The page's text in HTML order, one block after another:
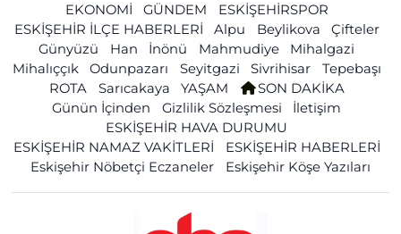
EKONOMİ
GÜNDEM
ESKİŞEHİRSPOR
ESKİŞEHİR İLÇE HABERLERİ
Alpu Beylikova
Çifteler
Günyüzü
Han İnönü Mahmudiye
Mihalgazi
Mihalıççık
Odunpazarı Seyitgazi Sivrihisar
Tepebaşı
ROTA
Sarıcakaya YAŞAM
SON DAKİKA
Günün İçinden
Gizlilik Sözleşmesi
İletişim
ESKİŞEHİR HAVA DURUMU
ESKİŞEHİR NAMAZ VAKİTLERİ
ESKİŞEHİR HABERLERİ
Eskişehir Nöbetçi Eczaneler
Eskişehir Köşe Yazıları